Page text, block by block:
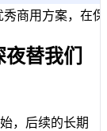
商用方案，在
替我们
，后续的长期